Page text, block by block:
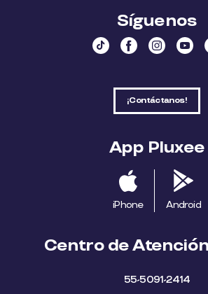
Síguenos
¡Contáctanos!
App Pluxee
iPhone Android
Centro de
55-5091-2414